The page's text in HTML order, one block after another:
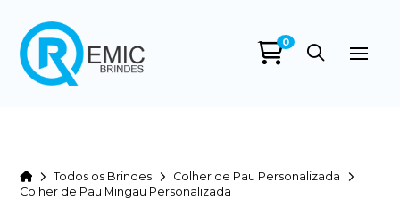
0
HomeTodos os Brindes
Colher de Pau Personalizada
Colher de Pau Mingau Personalizada